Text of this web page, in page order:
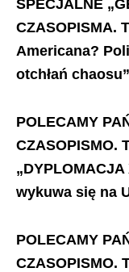
SPECJALNE
CZASOPISMA.
Americana?
otchłań chaosu”
POLECAMY
CZASOPISMO.
wykuwa się na
POLECAMY
CZASOPISMO.